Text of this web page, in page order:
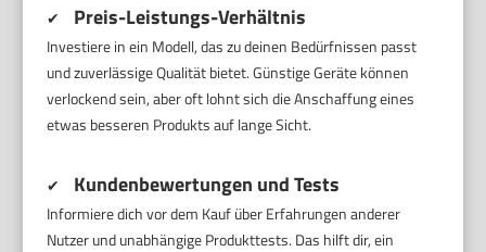
✔ Preis-Leistungs-Verhältnis
Investiere in ein Modell, das zu deinen Bedürfnissen passt
und zuverlässige Qualität bietet. Günstige Geräte können
verlockend sein, aber oft lohnt sich die Anschaffung eines
etwas besseren Produkts auf lange Sicht.
✔ Kundenbewertungen und Tests
Informiere dich vor dem Kauf über Erfahrungen anderer
Nutzer und unabhängige Produkttests. Das hilft dir, ein